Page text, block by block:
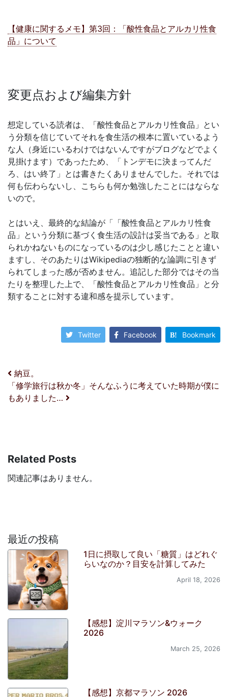
【健康に関するメモ】第3回：「酸性食品とアルカリ性食
品」について
変更点および編集方針
想定している読者は、「酸性食品とアルカリ性食品」とい
う分類を信じていてそれを食生活の根本に置いているよう
な人（身近にいるわけではないんですがブログなどでよく
見掛けます）であったため、「トンデモに決まってんだ
ろ、はい終了」とは書きたくありませんでした。それでは
何も伝わらないし、こちらも何か勉強したことにはならな
いので。
とはいえ、最終的な結論が「「酸性食品とアルカリ性食
品」という分類に基づく食生活の設計は妥当である」と取
られかねないものになっているのは少し感じたことと違い
ますし、そのあたりはWikipediaの独断的な論調に引きず
られてしまった感が否めません。追記した部分ではその当
たりを整理した上で、「酸性食品とアルカリ性食品」と分
類することに対する違和感を提示しています。
Twitter Facebook Bookmark
投稿ナビゲーション
納豆。
「修学旅行は秋か冬」そんなふうに考えていた時期が僕に
もありました…
Related Posts
関連記事はありません。
最近の投稿
1日に摂取して良い「糖質」はどれぐ
らいなのか？目安を計算してみた
April 18, 2026
【感想】淀川マラソン&ウォーク
2026
March 25, 2026
【感想】京都マラソン 2026